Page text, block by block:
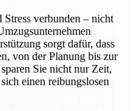
verbunden – nicht
sorgt dafür, dass
von der Planung bis zur
Sie nicht nur Zeit,
einen reibungslosen